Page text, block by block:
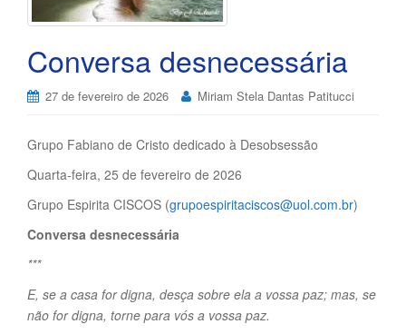
Conversa desnecessária
27 de fevereiro de 2026 Miriam Stela Dantas Patitucci
Grupo Fabiano de Cristo dedicado à Desobsessão
Quarta-feira, 25 de fevereiro de 2026
Grupo Espirita CISCOS (grupoespiritaciscos@uol.com.br)
Conversa desnecessária
***
E, se a casa for digna, desça sobre ela a vossa paz; mas, se
não for digna, torne para vós a vossa paz.